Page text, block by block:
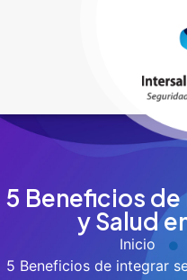
5 Beneficios
y Salud
Inicio
5 Beneficios de integrar